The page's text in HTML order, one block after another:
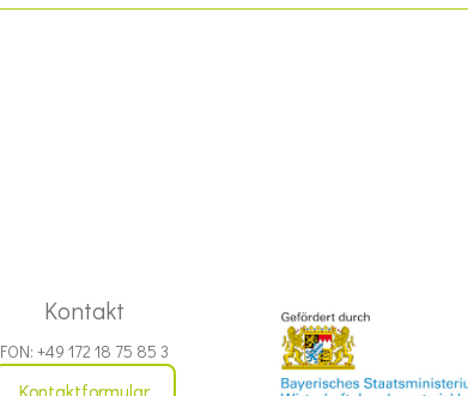
Kontakt
FON: +49 172 18 75 85 3
Kontaktformular